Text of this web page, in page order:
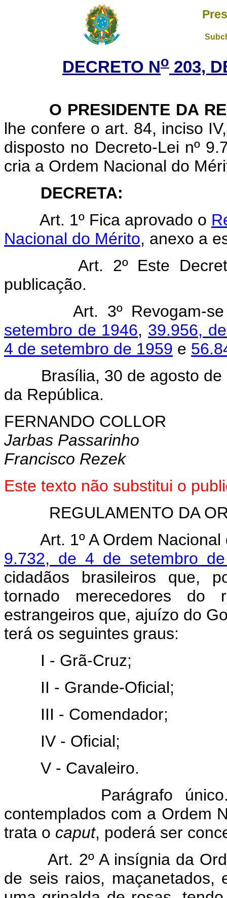
DECRETO No 203,
O PRESIDENTE DA
lhe confere o art. 84, inciso
disposto no Decreto-Lei nº
cria a Ordem Nacional do
DECRETA:
Art. 1º Fica aprovado o
Nacional do Mérito, anexo a
Art. 2º Este Decreto
publicação.
Art. 3º Revogam-
setembro de 1946, 39.956,
4 de setembro de 1959 e
Brasília, 30 de agosto de
da República.
FERNANDO COLLOR
Jarbas Passarinho
Francisco Rezek
Este texto não substitui o
REGULAMENTO DA
Art. 1º A Ordem Nacional
9.732, de 4 de setembro
cidadãos brasileiros que,
tornado merecedores do
estrangeiros que, ajuízo do
terá os seguintes graus:
I - Grã-Cruz;
II - Grande-Oficial;
III - Comendador;
IV - Oficial;
V - Cavaleiro.
Parágrafo único.
contemplados com a Ordem
trata o caput, poderá ser
Art. 2º A insígnia da
de seis raios, maçanetados,